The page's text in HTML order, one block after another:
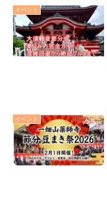
イベント
イベント